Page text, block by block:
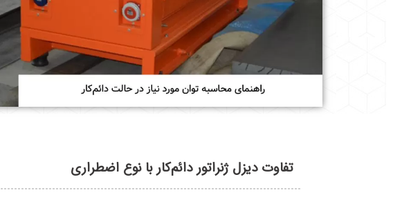
تفاوت دیزل ژنراتور دائم‌کار با نوع اضطراری